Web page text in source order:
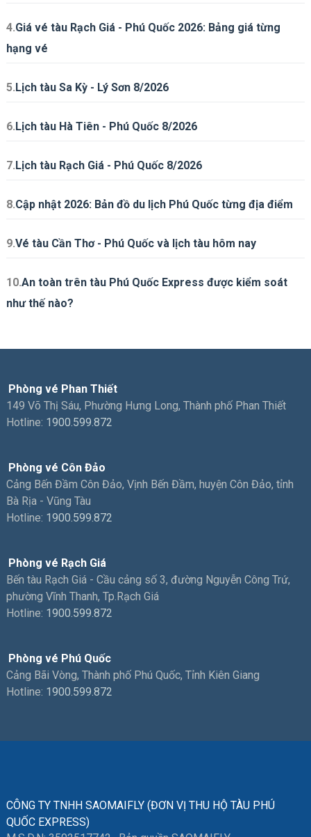
4.Giá vé tàu Rạch Giá - Phú Quốc 2026: Bảng giá từng
hạng vé
5.Lịch tàu Sa Kỳ - Lý Sơn 8/2026
6.Lịch tàu Hà Tiên - Phú Quốc 8/2026
7.Lịch tàu Rạch Giá - Phú Quốc 8/2026
8.Cập nhật 2026: Bản đồ du lịch Phú Quốc từng địa điểm
9.Vé tàu Cần Thơ - Phú Quốc và lịch tàu hôm nay
10.An toàn trên tàu Phú Quốc Express được kiểm soát
như thế nào?
Phòng vé Phan Thiết
149 Võ Thị Sáu, Phường Hưng Long, Thành phố Phan Thiết
Hotline: 1900.599.872
Phòng vé Côn Đảo
Cảng Bến Đầm Côn Đảo, Vịnh Bến Đầm, huyện Côn Đảo, tỉnh
Bà Rịa - Vũng Tàu
Hotline: 1900.599.872
Phòng vé Rạch Giá
Bến tàu Rạch Giá - Cầu cảng số 3, đường Nguyễn Công Trứ,
phường Vĩnh Thanh, Tp.Rạch Giá
Hotline: 1900.599.872
Phòng vé Phú Quốc
Cảng Bãi Vòng, Thành phố Phú Quốc, Tỉnh Kiên Giang
Hotline: 1900.599.872
CÔNG TY TNHH SAOMAIFLY (ĐƠN VỊ THU HỘ TÀU PHÚ
QUỐC EXPRESS)